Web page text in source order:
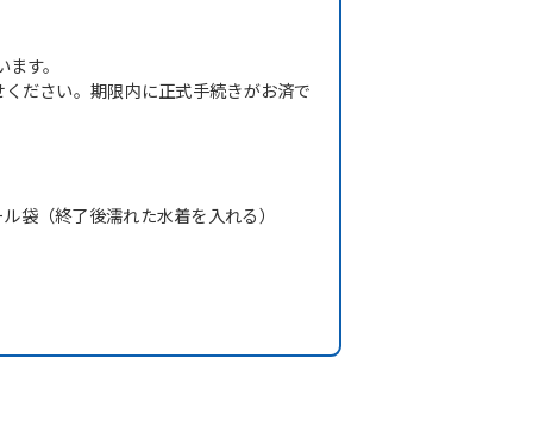
す。
ださい。期限内に正式手続きがお済で
（終了後濡れた水着を入れる）